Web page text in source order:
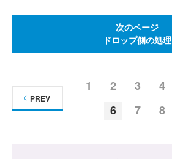
次のページ
ドロップ側の処理
1 2 3 4
6
7 8
PREV